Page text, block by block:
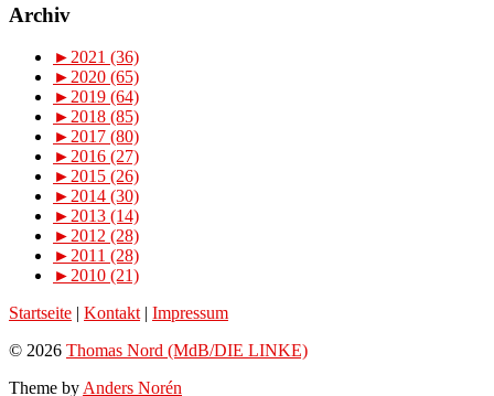
Archiv
► 2021 (36)
► 2020 (65)
► 2019 (64)
► 2018 (85)
► 2017 (80)
► 2016 (27)
► 2015 (26)
► 2014 (30)
► 2013 (14)
► 2012 (28)
► 2011 (28)
► 2010 (21)
Startseite | Kontakt | Impressum
© 2026 Thomas Nord (MdB/DIE LINKE)
Theme by Anders Norén